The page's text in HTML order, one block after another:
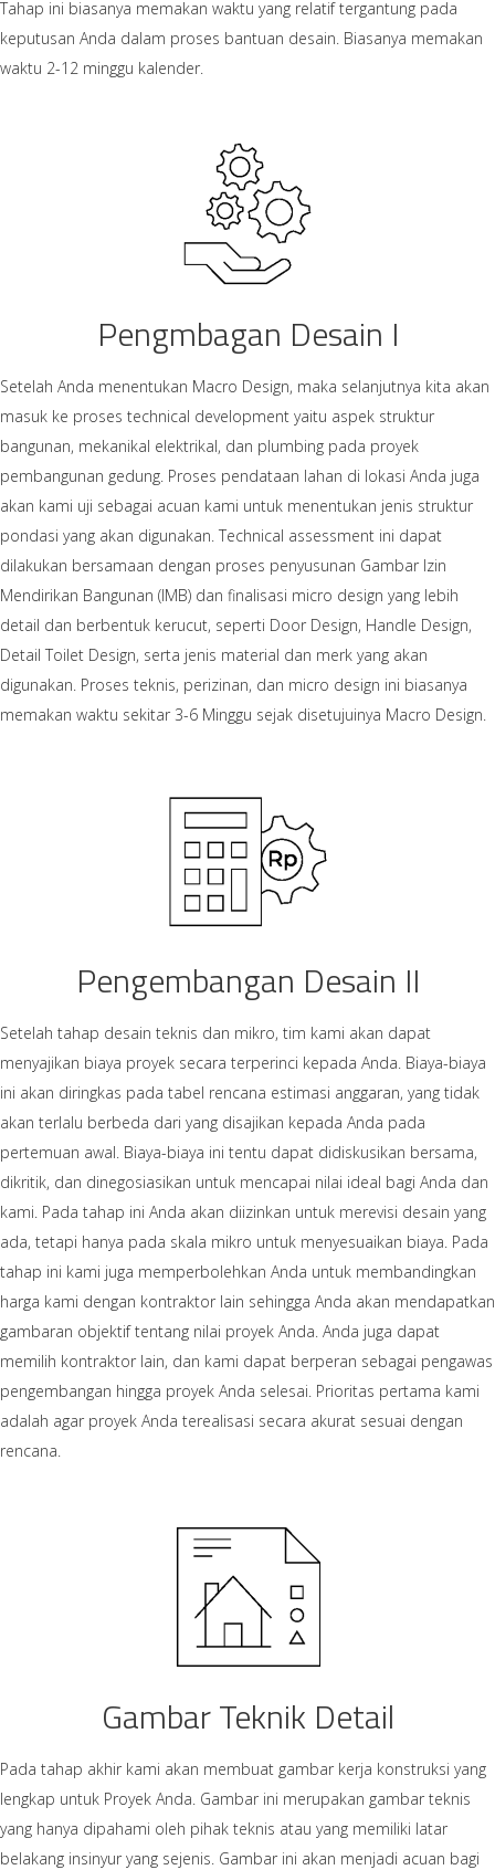
Tahap ini biasanya memakan waktu yang relatif tergantung pada
keputusan Anda dalam proses bantuan desain. Biasanya memakan
waktu 2-12 minggu kalender.
Pengmbagan Desain I
Setelah Anda menentukan Macro Design, maka selanjutnya kita akan
masuk ke proses technical development yaitu aspek struktur
bangunan, mekanikal elektrikal, dan plumbing pada proyek
pembangunan gedung. Proses pendataan lahan di lokasi Anda juga
akan kami uji sebagai acuan kami untuk menentukan jenis struktur
pondasi yang akan digunakan. Technical assessment ini dapat
dilakukan bersamaan dengan proses penyusunan Gambar Izin
Mendirikan Bangunan (IMB) dan finalisasi micro design yang lebih
detail dan berbentuk kerucut, seperti Door Design, Handle Design,
Detail Toilet Design, serta jenis material dan merk yang akan
digunakan. Proses teknis, perizinan, dan micro design ini biasanya
memakan waktu sekitar 3-6 Minggu sejak disetujuinya Macro Design.
Pengembangan Desain II
Setelah tahap desain teknis dan mikro, tim kami akan dapat
menyajikan biaya proyek secara terperinci kepada Anda. Biaya-biaya
ini akan diringkas pada tabel rencana estimasi anggaran, yang tidak
akan terlalu berbeda dari yang disajikan kepada Anda pada
pertemuan awal. Biaya-biaya ini tentu dapat didiskusikan bersama,
dikritik, dan dinegosiasikan untuk mencapai nilai ideal bagi Anda dan
kami. Pada tahap ini Anda akan diizinkan untuk merevisi desain yang
ada, tetapi hanya pada skala mikro untuk menyesuaikan biaya. Pada
tahap ini kami juga memperbolehkan Anda untuk membandingkan
harga kami dengan kontraktor lain sehingga Anda akan mendapatkan
gambaran objektif tentang nilai proyek Anda. Anda juga dapat
memilih kontraktor lain, dan kami dapat berperan sebagai pengawas
pengembangan hingga proyek Anda selesai. Prioritas pertama kami
adalah agar proyek Anda terealisasi secara akurat sesuai dengan
rencana.
Gambar Teknik Detail
Pada tahap akhir kami akan membuat gambar kerja konstruksi yang
lengkap untuk Proyek Anda. Gambar ini merupakan gambar teknis
yang hanya dipahami oleh pihak teknis atau yang memiliki latar
belakang insinyur yang sejenis. Gambar ini akan menjadi acuan bagi